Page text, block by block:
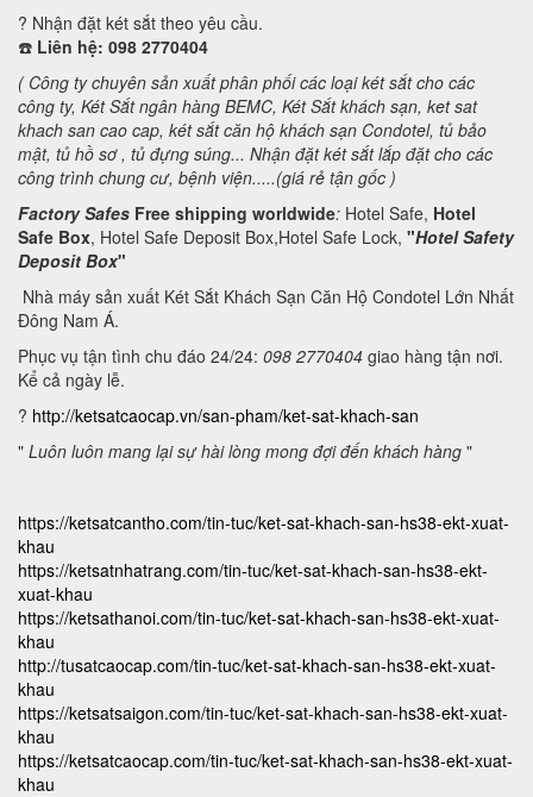
? Nhận đặt két sắt theo yêu cầu.
☎️ Liên hệ: 098 2770404
( Công ty chuyên sản xuất phân phối các loại két sắt cho các
công ty, Két Sắt ngân hàng BEMC, Két Sắt khách sạn, ket sat
khach san cao cap, két sắt căn hộ khách sạn Condotel, tủ bảo
mật, tủ hồ sơ , tủ đựng súng... Nhận đặt két sắt lắp đặt cho các
công trình chung cư, bệnh viện.....(giá rẻ tận gốc )
Factory Safes Free shipping worldwide: Hotel Safe, Hotel
Safe Box, Hotel Safe Deposit Box,Hotel Safe Lock, "Hotel Safety
Deposit Box"
Nhà máy sản xuất Két Sắt Khách Sạn Căn Hộ Condotel Lớn Nhất
Đông Nam Á.
Phục vụ tận tình chu đáo 24/24: 098 2770404 giao hàng tận nơi.
Kể cả ngày lễ.
? http://ketsatcaocap.vn/san-pham/ket-sat-khach-san
" Luôn luôn mang lại sự hài lòng mong đợi đến khách hàng "
https://ketsatcantho.com/tin-tuc/ket-sat-khach-san-hs38-ekt-xuat-
khau
https://ketsatnhatrang.com/tin-tuc/ket-sat-khach-san-hs38-ekt-
xuat-khau
https://ketsathanoi.com/tin-tuc/ket-sat-khach-san-hs38-ekt-xuat-
khau
http://tusatcaocap.com/tin-tuc/ket-sat-khach-san-hs38-ekt-xuat-
khau
https://ketsatsaigon.com/tin-tuc/ket-sat-khach-san-hs38-ekt-xuat-
khau
https://ketsatcaocap.com/tin-tuc/ket-sat-khach-san-hs38-ekt-xuat-
khau